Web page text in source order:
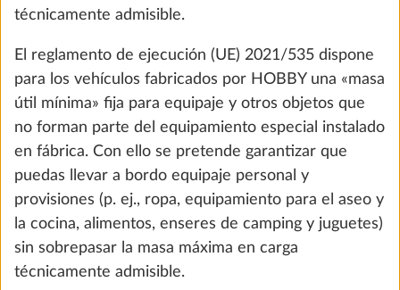
Moqueta extraíble en la zona de estar Más
10,0 kg
395 €
Añadir
técnicamente admisible.
El reglamento de ejecución (UE) 2021/535 dispone
para los vehículos fabricados por HOBBY una «masa
útil mínima» fija para equipaje y otros objetos que
no forman parte del equipamiento especial instalado
en fábrica. Con ello se pretende garantizar que
puedas llevar a bordo equipaje personal y
provisiones (p. ej., ropa, equipamiento para el aseo y
la cocina, alimentos, enseres de camping y juguetes)
sin sobrepasar la masa máxima en carga
técnicamente admisible.